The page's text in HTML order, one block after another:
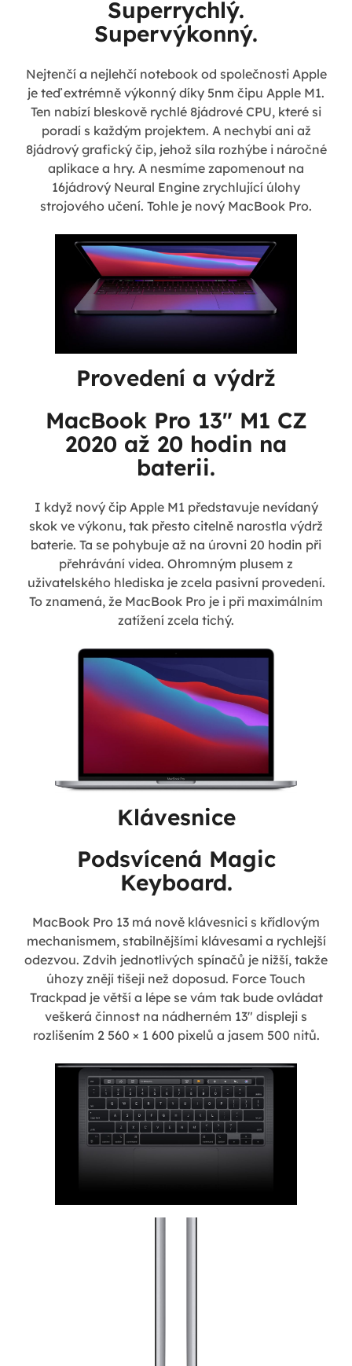
Superrychlý.
Supervýkonný.
Nejtenčí a nejlehčí notebook od společnosti Apple
je teď extrémně výkonný díky 5nm čipu Apple M1.
Ten nabízí bleskově rychlé 8jádrové CPU, které si
poradí s každým projektem. A nechybí ani až
8jádrový grafický čip, jehož síla rozhýbe i náročné
aplikace a hry. A nesmíme zapomenout na
16jádrový Neural Engine zrychlující úlohy
strojového učení. Tohle je nový MacBook Pro.
Provedení a výdrž
MacBook Pro 13" M1 CZ
2020 až 20 hodin na
baterii.
I když nový čip Apple M1 představuje nevídaný
skok ve výkonu, tak přesto citelně narostla výdrž
baterie. Ta se pohybuje až na úrovni 20 hodin při
přehrávání videa. Ohromným plusem z
uživatelského hlediska je zcela pasivní provedení.
To znamená, že MacBook Pro je i při maximálním
zatížení zcela tichý.
Klávesnice
Podsvícená Magic
Keyboard.
MacBook Pro 13 má nově klávesnici s křídlovým
mechanismem, stabilnějšími klávesami a rychlejší
odezvou. Zdvih jednotlivých spínačů je nižší, takže
úhozy znějí tišeji než doposud. Force Touch
Trackpad je větší a lépe se vám tak bude ovládat
veškerá činnost na nádherném 13" displeji s
rozlišením 2 560 × 1 600 pixelů a jasem 500 nitů.